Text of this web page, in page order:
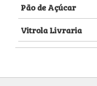
Pão de Açúcar
Vitrola Livraria